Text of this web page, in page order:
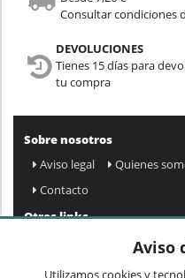
Consultar condiciones
DEVOLUCIONES
Tienes 15 días para
tu compra
Sobre nosotros
Aviso legal
Quienes
Contacto
Otros links
Preguntas
Condiciones de envío y
Aviso
Utilizamos cookies y